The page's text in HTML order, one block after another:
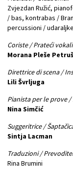
Zvjezdan Ružić,
/ bas, kontrabas /
percussioni / udaraljke
Coriste / Prateći
Morana Pleše
Direttrice di scena /
Lili Švrljuga
Pianista per le prove
Nina Simčić
Suggeritrice /
Sintja Lacman
Traduzioni /
Rina Brumini